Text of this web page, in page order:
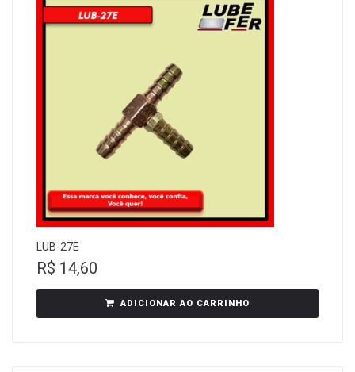
LUB-27E
R$ 14,60
ADICIONAR AO CARRINHO